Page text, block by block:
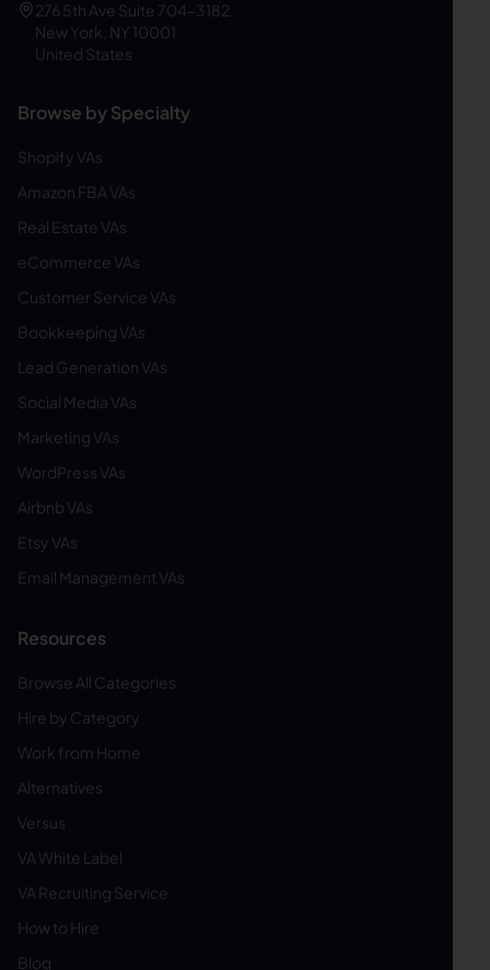
276 5th Ave Suite 704-3182
New York, NY 10001
United States
Browse by Specialty
Shopify VAs
Amazon FBA VAs
Real Estate VAs
eCommerce VAs
Customer Service VAs
Bookkeeping VAs
Lead Generation VAs
Social Media VAs
Marketing VAs
WordPress VAs
Airbnb VAs
Etsy VAs
Email Management VAs
Resources
Browse All Categories
Hire by Category
Work from Home
Alternatives
Versus
VA White Label
VA Recruiting Service
How to Hire
Blog